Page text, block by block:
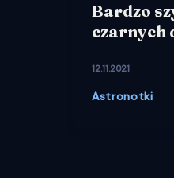
Bardzo
czarnych
12.11.2021
Astronotki